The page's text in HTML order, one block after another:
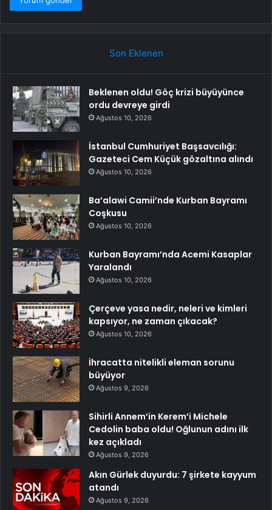
Son Eklenen
Beklenen oldu! Göç krizi büyüyünce
ordu devreye girdi
Ağustos 10, 2026
İstanbul Cumhuriyet Başsavcılığı:
Gazeteci Cem Küçük gözaltına alındı
Ağustos 10, 2026
Ba’alawi Camii’nde Kurban Bayramı
Coşkusu
Ağustos 10, 2026
Kurban Bayramı’nda Acemi Kasaplar
Yaralandı
Ağustos 10, 2026
Çerçeve yasa nedir, neleri ve kimleri
kapsıyor, ne zaman çıkacak?
Ağustos 10, 2026
İhracatta nitelikli eleman sorunu
büyüyor
Ağustos 9, 2026
Sihirli Annem’in Kerem’i Michele
Cedolin baba oldu! Oğlunun adını ilk
kez açıkladı
Ağustos 9, 2026
Akın Gürlek duyurdu: 7 şirkete kayyum
atandı
Ağustos 9, 2026